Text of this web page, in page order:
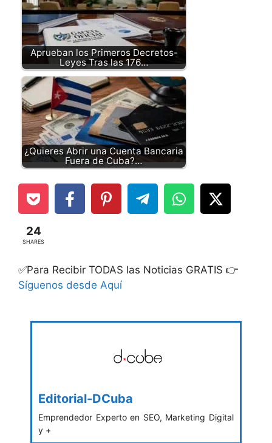
Aprueban los Primeros Decretos-
Leyes Tras las 176…
¿Quieres Abrir una Cuenta Bancaria
Fuera de Cuba?…
24
SHARES
✅Para Recibir TODAS las Noticias GRATIS 👉
Síguenos desde Aquí
Editorial-DCuba
Emprendedor Experto en SEO, Marketing Digital
y +